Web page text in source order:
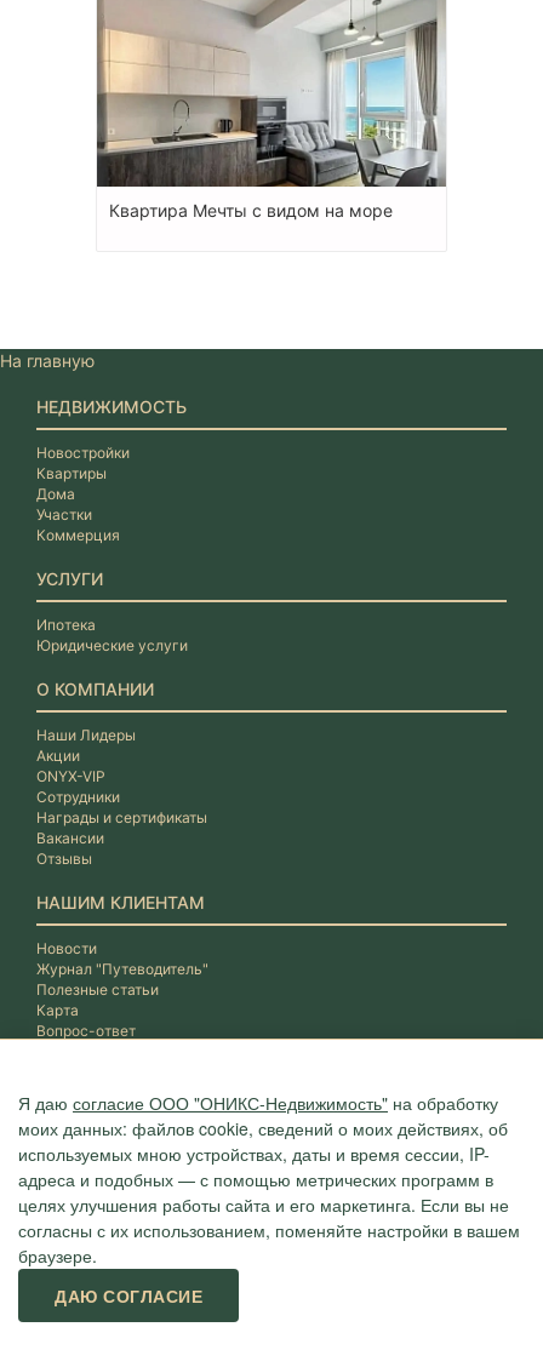
Квартира Мечты с видом на море
Я даю согласие ООО "ОНИКС-Недвижимость" на обработку
моих данных: файлов cookie, сведений о моих действиях, об
используемых мною устройствах, даты и время сессии, IP-
адреса и подобных — с помощью метрических программ в
целях улучшения работы сайта и его маркетинга. Если вы не
согласны с их использованием, поменяйте настройки в вашем
браузере.
ДАЮ СОГЛАСИЕ
На главную
НЕДВИЖИМОСТЬ
Новостройки
Квартиры
Дома
Участки
Коммерция
УСЛУГИ
Ипотека
Юридические услуги
О КОМПАНИИ
Наши Лидеры
Акции
ONYX-VIP
Сотрудники
Награды и сертификаты
Вакансии
Отзывы
НАШИМ КЛИЕНТАМ
Новости
Журнал "Путеводитель"
Полезные статьи
Карта
Вопрос-ответ
г. Сочи, ул.Навагинская, 3/4 (4 этаж), тел. +7 (862) 296-06-07